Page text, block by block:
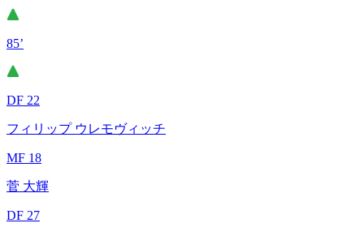
85’
DF 22
フィリップ ウレモヴィッチ
MF 18
菅 大輝
DF 27